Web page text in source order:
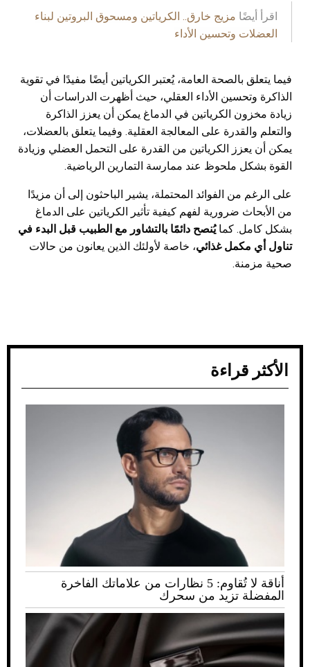
اقرأ أيضًا مزيج خارق.. الكرياتين ومسحوق البروتين لبناء
العضلات وتحسين الأداء
فيما يتعلق بالصحة العامة، يُعتبر الكرياتين أيضًا مفيدًا في تقوية
الذاكرة وتحسين الأداء العقلي، حيث أظهرت الدراسات أن
زيادة مخزون الكرياتين في الدماغ يمكن أن يعزز الذاكرة
والتعلم والقدرة على المعالجة العقلية. وفيما يتعلق بالعضلات،
يمكن أن يعزز الكرياتين من القدرة على التحمل العضلي وزيادة
القوة بشكل ملحوظ عند ممارسة التمارين الرياضية.
على الرغم من الفوائد المحتملة، يشير الباحثون إلى أن مزيدًا
من الأبحاث ضرورية لفهم كيفية تأثير الكرياتين على الدماغ
بشكل كامل. كمايُنصح دائمًا بالتشاور مع الطبيب قبل البدء في
تناول أي مكمل غذائي، خاصة لأولئك الذين يعانون من حالات
صحية مزمنة.
الأكثر قراءة
أناقة لا تُقاوم: 5 نظارات من علاماتك الفاخرة
المفضلة تزيد من سحرك